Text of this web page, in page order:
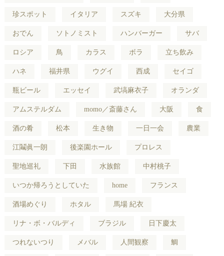
珍スポット イタリア スズキ 大分県
おでん ソトノミスト ハンバーガー サバ
ロシア 鳥 カラス ボラ 立ち飲み
ハネ 福井県 ウグイ 西成 セイゴ
瓶ビール エッセイ 武塙麻衣子 オランダ
アムステルダム momo／斎藤さん 大阪 食
酒の肴 松本 生き物 一日一会 農業
江鬮眞一朗 後楽園ホール プロレス
聖地巡礼 下田 水族館 中村桃子
いつか帰ろうとしていた home フランス
酒場めぐり ホタル 馬場 紀衣
リナ・ボ・バルディ ブラジル 日下慶太
つれないつり メバル 人間観察 鯛